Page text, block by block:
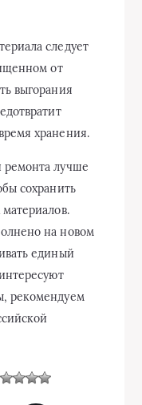
следует
от
выгорания
хранения.
лучше
сохранить
на новом
единый
рекомендуем